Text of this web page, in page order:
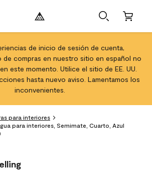
de inicio de sesión de cuenta,
compras en nuestro sitio en español no
este momento. Utilice el sitio de EE. UU.
hasta nuevo aviso. Lamentamos los
inconvenientes.
para interiores
para interiores, Semimate, Cuarto, Azul